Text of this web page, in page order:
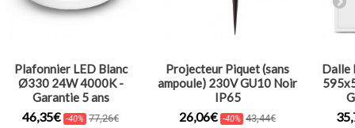
Plafonnier LED Blanc
Ø330 24W 4000K -
Garantie 5 ans
46,35€ -40% 77,26€
Projecteur Piquet (sans
ampoule) 230V GU10 Noir
IP65
26,06€ -40% 43,44€
Dalle